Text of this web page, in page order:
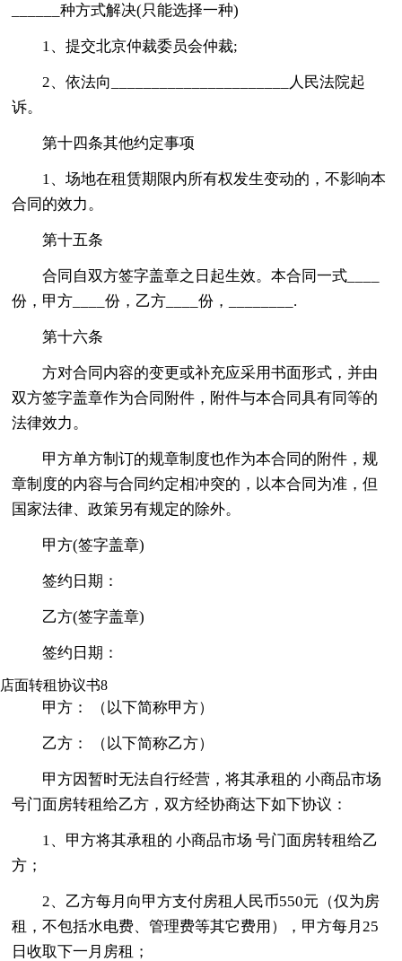
______种方式解决(只能选择一种)
1、提交北京仲裁委员会仲裁;
2、依法向______________________人民法院起
诉。
第十四条其他约定事项
1、场地在租赁期限内所有权发生变动的，不影响本
合同的效力。
第十五条
合同自双方签字盖章之日起生效。本合同一式____
份，甲方____份，乙方____份，________.
第十六条
方对合同内容的变更或补充应采用书面形式，并由
双方签字盖章作为合同附件，附件与本合同具有同等的
法律效力。
甲方单方制订的规章制度也作为本合同的附件，规
章制度的内容与合同约定相冲突的，以本合同为准，但
国家法律、政策另有规定的除外。
甲方(签字盖章)
签约日期：
乙方(签字盖章)
签约日期：
店面转租协议书8
甲方： （以下简称甲方）
乙方： （以下简称乙方）
甲方因暂时无法自行经营，将其承租的 小商品市场
号门面房转租给乙方，双方经协商达下如下协议：
1、甲方将其承租的 小商品市场 号门面房转租给乙
方；
2、乙方每月向甲方支付房租人民币550元（仅为房
租，不包括水电费、管理费等其它费用），甲方每月25
日收取下一月房租；